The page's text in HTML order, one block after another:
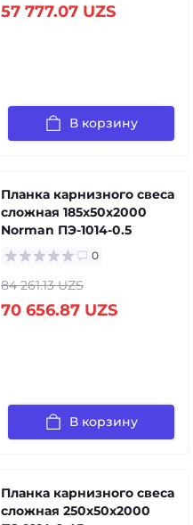
57 777.07 UZS
В корзину
Планка карнизного свеса
сложная 185х50х2000
Norman ПЭ-1014-0.5
0
84 261.13 UZS
70 656.87 UZS
В корзину
Планка карнизного свеса
сложная 250х50х2000